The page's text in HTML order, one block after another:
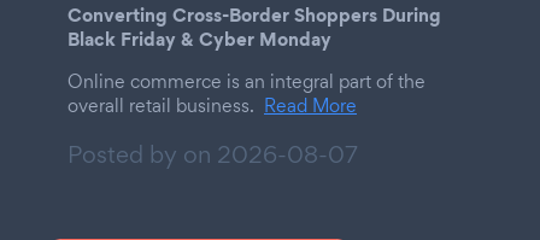
Converting Cross-Border Shoppers During
Black Friday & Cyber Monday
Online commerce is an integral part of the
overall retail business. Read More
Posted by on 2026-08-07